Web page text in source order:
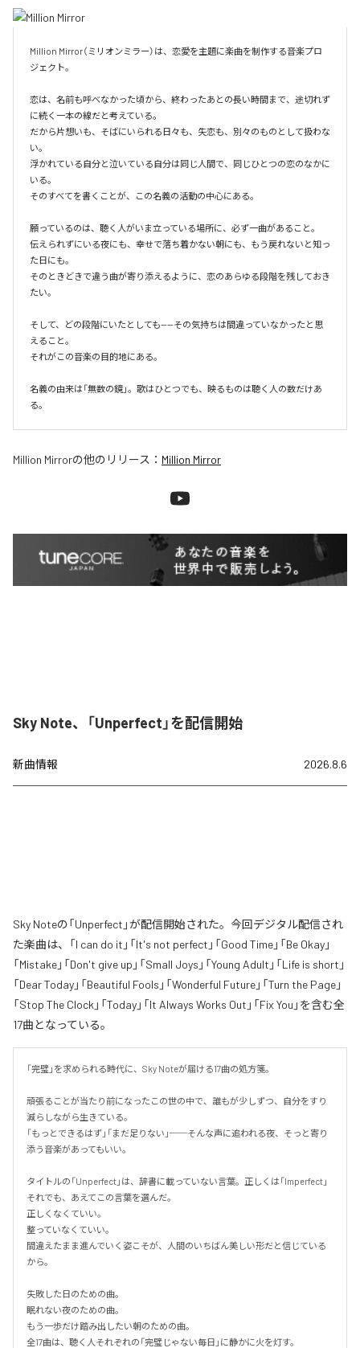
Million Mirror（ミリオンミラー）は、恋愛を主題に楽曲を制作する音楽プロ
ジェクト。
恋は、名前も呼べなかった頃から、終わったあとの長い時間まで、途切れず
に続く一本の線だと考えている。
だから片想いも、そばにいられる日々も、失恋も、別々のものとして扱わな
い。
浮かれている自分と泣いている自分は同じ人間で、同じひとつの恋のなかに
いる。
そのすべてを書くことが、この名義の活動の中心にある。
願っているのは、聴く人がいま立っている場所に、必ず一曲があること。
伝えられずにいる夜にも、幸せで落ち着かない朝にも、もう戻れないと知っ
た日にも。
そのときどきで違う曲が寄り添えるように、恋のあらゆる段階を残しておき
たい。
そして、どの段階にいたとしても——その気持ちは間違っていなかったと思
えること。
それがこの音楽の目的地にある。
名義の由来は「無数の鏡」。歌はひとつでも、映るものは聴く人の数だけあ
る。
Million Mirrorの他のリリース： Million Mirror
Sky Note、「Unperfect」を配信開始
新曲情報 2026.8.6
Sky Noteの「Unperfect」が配信開始された。今回デジタル配信され
た楽曲は、「I can do it」「It's not perfect」「Good Time」「Be Okay」
「Mistake」「Don't give up」「Small Joys」「Young Adult」「Life is short」
「Dear Today」「Beautiful Fools」「Wonderful Future」「Turn the Page」
「Stop The Clock」「Today」「It Always Works Out」「Fix You」を含む全
17曲となっている。
「完璧」を求められる時代に、Sky Noteが届ける17曲の処方箋。
頑張ることが当たり前になったこの世の中で、誰もが少しずつ、自分をすり
減らしながら生きている。
「もっとできるはず」「まだ足りない」──そんな声に追われる夜、そっと寄り
添う音楽があってもいい。
タイトルの「Unperfect」は、辞書に載っていない言葉。正しくは「Imperfect」
それでも、あえてこの言葉を選んだ。
正しくなくていい。
整っていなくていい。
間違えたまま進んでいく姿こそが、人間のいちばん美しい形だと信じている
から。
失敗した日のための曲。
眠れない夜のための曲。
もう一歩だけ踏み出したい朝のための曲。
全17曲は、聴く人それぞれの「完璧じゃない毎日」に静かに火を灯す。